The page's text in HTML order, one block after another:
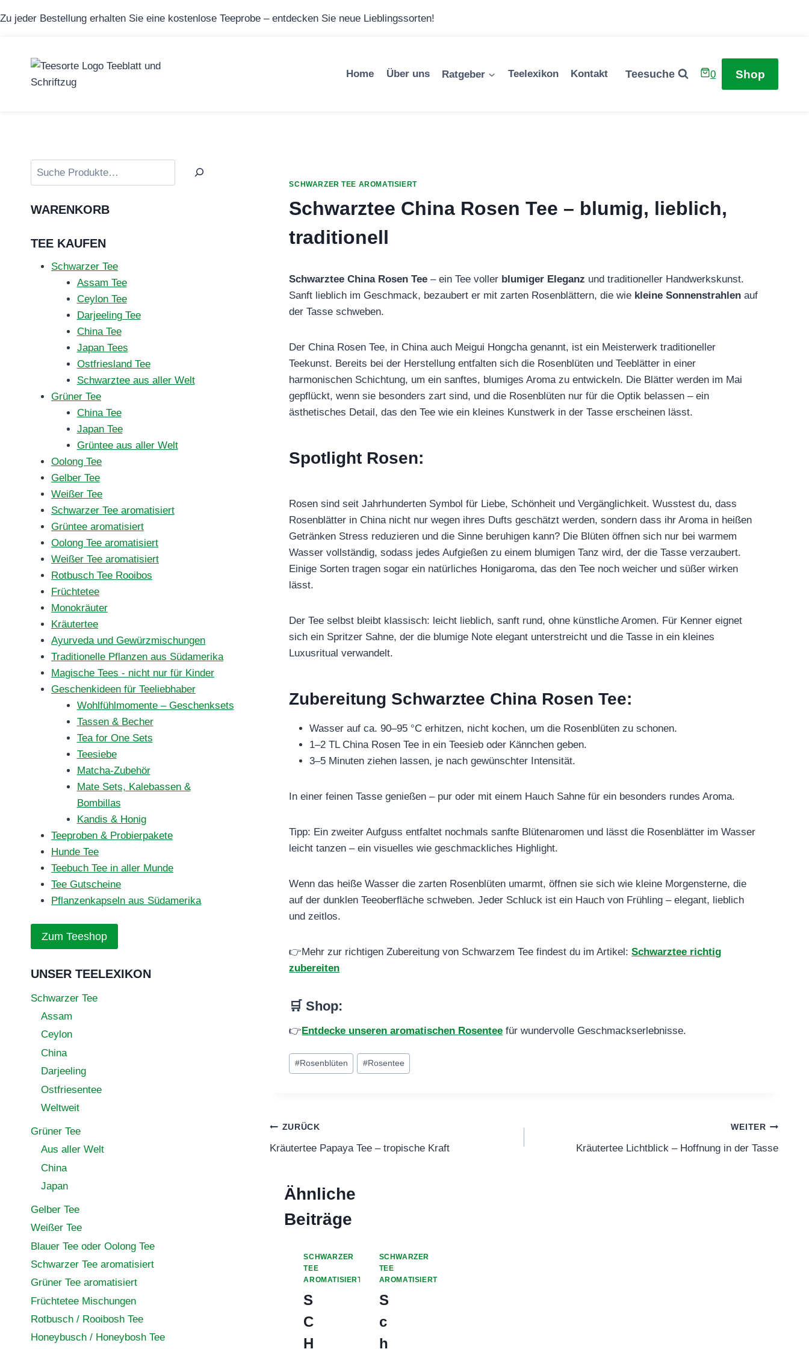
Inhalt
Zu jeder Bestellung erhalten Sie eine kostenlose Teeprobe – entdecken Sie neue Lieblingssorten!
Home Über uns Ratgeber Teelexikon Kontakt Teesuche 0 Shop
SCHWARZER TEE AROMATISIERT
Schwarztee China Rosen Tee – blumig, lieblich,
traditionell
Schwarztee China Rosen Tee – ein Tee voller blumiger Eleganz und traditioneller Handwerkskunst.
Sanft lieblich im Geschmack, bezaubert er mit zarten Rosenblättern, die wie kleine Sonnenstrahlen auf
der Tasse schweben.
Der China Rosen Tee, in China auch Meigui Hongcha genannt, ist ein Meisterwerk traditioneller
Teekunst. Bereits bei der Herstellung entfalten sich die Rosenblüten und Teeblätter in einer
harmonischen Schichtung, um ein sanftes, blumiges Aroma zu entwickeln. Die Blätter werden im Mai
gepflückt, wenn sie besonders zart sind, und die Rosenblüten nur für die Optik belassen – ein
ästhetisches Detail, das den Tee wie ein kleines Kunstwerk in der Tasse erscheinen lässt.
Spotlight Rosen:
Rosen sind seit Jahrhunderten Symbol für Liebe, Schönheit und Vergänglichkeit. Wusstest du, dass
Rosenblätter in China nicht nur wegen ihres Dufts geschätzt werden, sondern dass ihr Aroma in heißen
Getränken Stress reduzieren und die Sinne beruhigen kann? Die Blüten öffnen sich nur bei warmem
Wasser vollständig, sodass jedes Aufgießen zu einem blumigen Tanz wird, der die Tasse verzaubert.
Einige Sorten tragen sogar ein natürliches Honigaroma, das den Tee noch weicher und süßer wirken
lässt.
Der Tee selbst bleibt klassisch: leicht lieblich, sanft rund, ohne künstliche Aromen. Für Kenner eignet
sich ein Spritzer Sahne, der die blumige Note elegant unterstreicht und die Tasse in ein kleines
Luxusritual verwandelt.
Zubereitung Schwarztee China Rosen Tee:
Wasser auf ca. 90–95 °C erhitzen, nicht kochen, um die Rosenblüten zu schonen.
1–2 TL China Rosen Tee in ein Teesieb oder Kännchen geben.
3–5 Minuten ziehen lassen, je nach gewünschter Intensität.
In einer feinen Tasse genießen – pur oder mit einem Hauch Sahne für ein besonders rundes Aroma.
Tipp: Ein zweiter Aufguss entfaltet nochmals sanfte Blütenaromen und lässt die Rosenblätter im Wasser
leicht tanzen – ein visuelles wie geschmackliches Highlight.
Wenn das heiße Wasser die zarten Rosenblüten umarmt, öffnen sie sich wie kleine Morgensterne, die
auf der dunklen Teeoberfläche schweben. Jeder Schluck ist ein Hauch von Frühling – elegant, lieblich
und zeitlos.
👉Mehr zur richtigen Zubereitung von Schwarzem Tee findest du im Artikel:Schwarztee richtig
zubereiten
🛒 Shop:
👉Entdecke unseren aromatischen Rosentee für wundervolle Geschmackserlebnisse.
Schlagworte:
#Rosenblüten #Rosentee
Beitragsnavigation
ZURÜCK
Kräutertee Papaya Tee – tropische Kraft
WEITER
Kräutertee Lichtblick – Hoffnung in der Tasse
Ähnliche
Beiträge
SCHWARZER
TEE
AROMATISIERT
S
C
H
SCHWARZER
TEE
AROMATISIERT
S
c
h
Suchen
WARENKORB
TEE KAUFEN
Schwarzer Tee
Assam Tee
Ceylon Tee
Darjeeling Tee
China Tee
Japan Tees
Ostfriesland Tee
Schwarztee aus aller Welt
Grüner Tee
China Tee
Japan Tee
Grüntee aus aller Welt
Oolong Tee
Gelber Tee
Weißer Tee
Schwarzer Tee aromatisiert
Grüntee aromatisiert
Oolong Tee aromatisiert
Weißer Tee aromatisiert
Rotbusch Tee Rooibos
Früchtetee
Monokräuter
Kräutertee
Ayurveda und Gewürzmischungen
Traditionelle Pflanzen aus Südamerika
Magische Tees - nicht nur für Kinder
Geschenkideen für Teeliebhaber
Wohlfühlmomente – Geschenksets
Tassen & Becher
Tea for One Sets
Teesiebe
Matcha-Zubehör
Mate Sets, Kalebassen &
Bombillas
Kandis & Honig
Teeproben & Probierpakete
Hunde Tee
Teebuch Tee in aller Munde
Tee Gutscheine
Pflanzenkapseln aus Südamerika
Zum Teeshop
UNSER TEELEXIKON
Schwarzer Tee
Assam
Ceylon
China
Darjeeling
Ostfriesentee
Weltweit
Grüner Tee
Aus aller Welt
China
Japan
Gelber Tee
Weißer Tee
Blauer Tee oder Oolong Tee
Schwarzer Tee aromatisiert
Grüner Tee aromatisiert
Früchtetee Mischungen
Rotbusch / Rooibosh Tee
Honeybusch / Honeybosh Tee